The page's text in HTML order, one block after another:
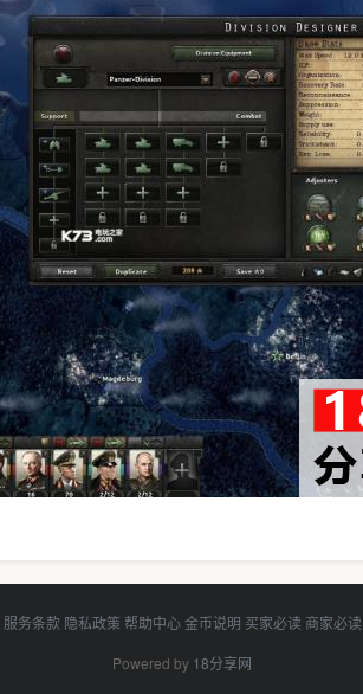
服务条款 隐私政策 帮助中心金币说明 买家必读 商家必读
Powered by 18分享网